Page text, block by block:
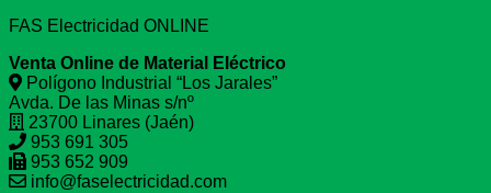
FAS Electricidad ONLINE
Venta Online de Material Eléctrico
Polígono Industrial “Los Jarales”
Avda. De las Minas s/nº
23700 Linares (Jaén)
953 691 305
953 652 909
info@faselectricidad.com